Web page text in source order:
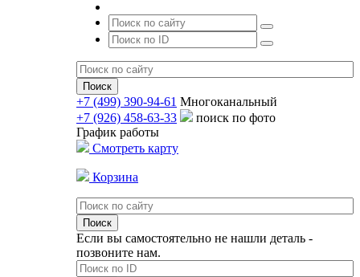
+7 (499) 390-94-61 Многоканальный
+7 (926) 458-63-33
поиск по фото
График работы
Смотреть карту
Корзина
Если вы самостоятельно не нашли деталь -
позвоните нам.